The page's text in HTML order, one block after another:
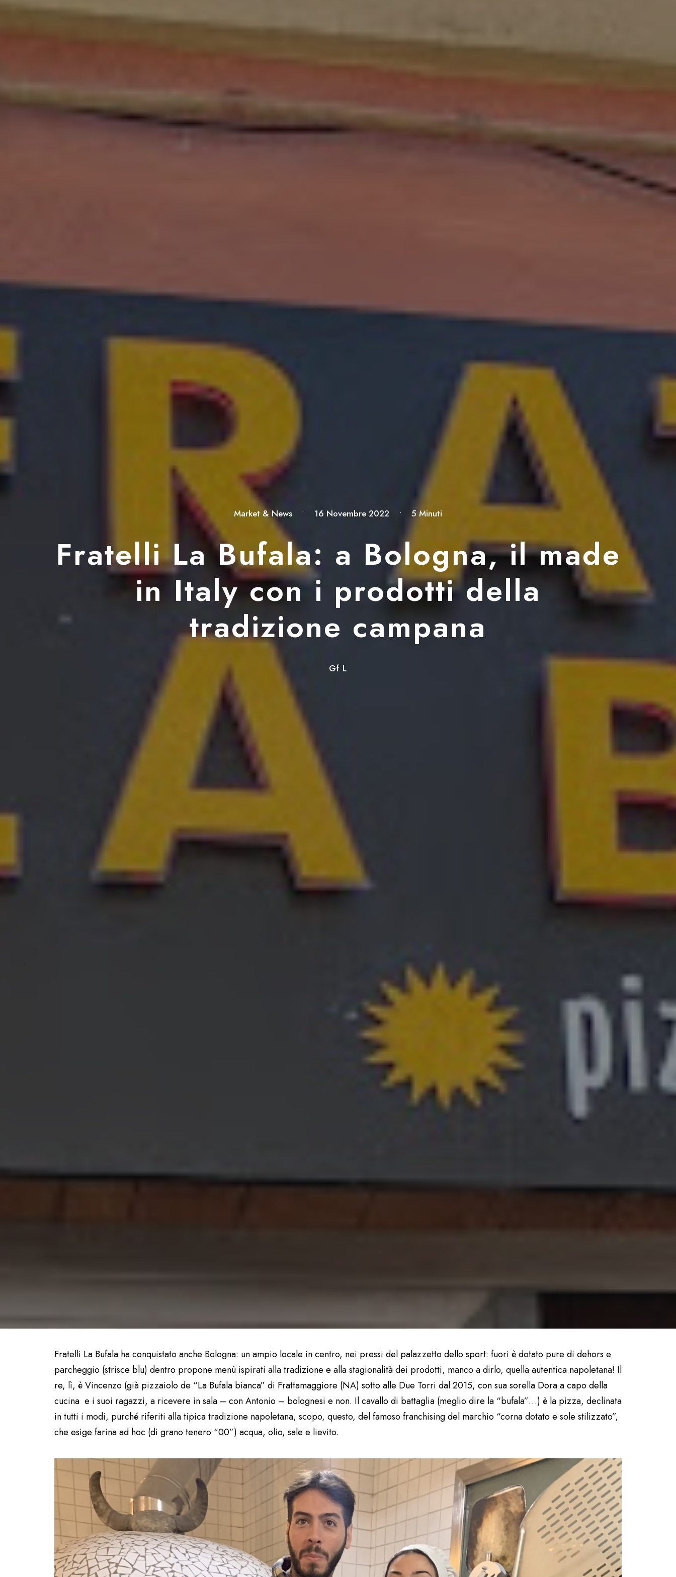
Market & News • 16 Novembre 2022 • 5 Minuti
Fratelli La Bufala: a Bologna, il made
in Italy con i prodotti della
tradizione campana
Gf L
Fratelli La Bufala ha conquistato anche Bologna: un ampio locale in centro, nei pressi del palazzetto dello sport: fuori è dotato pure di dehors e
parcheggio (strisce blu) dentro propone menù ispirati alla tradizione e alla stagionalità dei prodotti, manco a dirlo, quella autentica napoletana! Il
re, lì, è Vincenzo (già pizzaiolo de “La Bufala bianca” di Frattamaggiore (NA) sotto alle Due Torri dal 2015, con sua sorella Dora a capo della
cucina e i suoi ragazzi, a ricevere in sala – con Antonio – bolognesi e non. Il cavallo di battaglia (meglio dire la “bufala”…) è la pizza, declinata
in tutti i modi, purché riferiti alla tipica tradizione napoletana, scopo, questo, del famoso franchising del marchio “corna dotato e sole stilizzato”,
che esige farina ad hoc (di grano tenero “00”) acqua, olio, sale e lievito.